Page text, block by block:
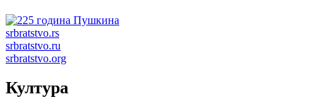
srbratstvo.rs
srbratstvo.ru
srbratstvo.org
Култура